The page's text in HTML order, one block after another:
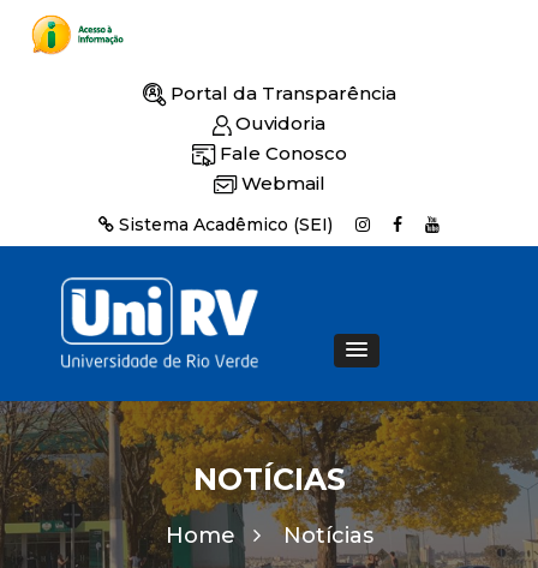
Portal da Transparência
Ouvidoria
Fale Conosco
Webmail
Sistema Acadêmico (SEI)
NOTÍCIAS
Home Notícias